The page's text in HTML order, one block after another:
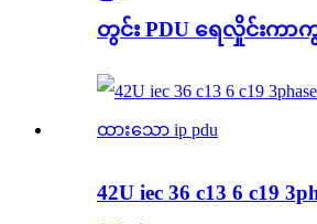
တွင်း PDU ရေလှိုင်းက
42U iec 36 c13 6 c19